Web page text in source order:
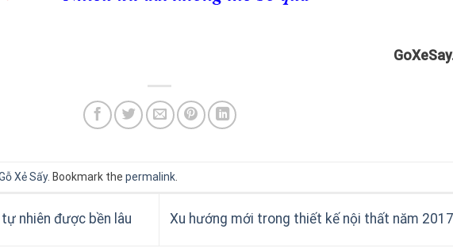
Xẻ Sấy. Bookmark the permalink
nhiên được bền lâu Xu hướng mới trong thiết kế nội thất năm 2017